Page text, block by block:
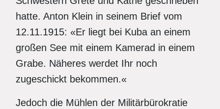
hatte. Anton Klein in seinem Brief vom
12.11.1915: «Er liegt bei Kuba an einem
großen See mit einem Kamerad in einem
Grabe. Näheres werdet Ihr noch
zugeschickt bekommen.«
Jedoch die Mühlen der Militärbürokratie